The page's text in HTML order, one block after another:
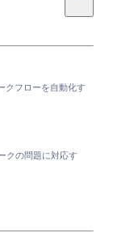
クフローを自動化す
クの問題に対応す